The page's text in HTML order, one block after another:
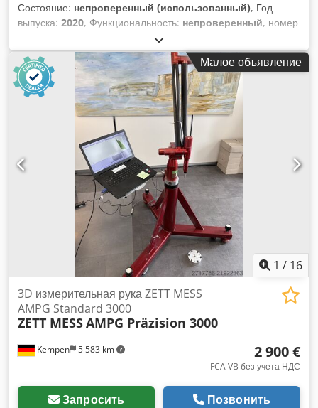
Состояние: непроверенный (использованный), Год
выпуска: 2020, Функциональность: непроверенный, номер
машины/транспортного средства:
проверено ● Местонахождение: 47906 Кемпен ● Наличие:
по согласованию ● Условия оплаты: предоплата –
банковский перевод ● Внутренний номер: ZM3 Технические
данные: Измерительный объём: 3000 мм Точность: 0,045
мм Комплектация: ● С ноутбуком и программным
обеспечением согласно фотографиям (полная
комплектация не гарантируется) ● С транспортировочным
кейсом Габариты и вес: Djdpfsy Sawtex An Nswa ●
Установочные размеры Д x Ш x В примерно: 1000 x 500 x
1000 ● Вес около: 30 кг Дополнительная информация: ►По
желанию можем организовать доставку до места
назначения ►Цена предложения указана без НДС ►Товар
продается с исключением какой-либо гарантии
►Технические данные не гарантируются ►Возможна
предварительная продажа ❗Продажа товара
осуществляется исключительно юридическим лицам❗
Малое объявление
1 / 16
Kempen 5 583 km
3D измерительная рука ZETT MESS
AMPG Standard 3000
ZETT MESSAMPG Präzision 3000
2 900 €
FCA VB без учета НДС
Запросить Позвонить